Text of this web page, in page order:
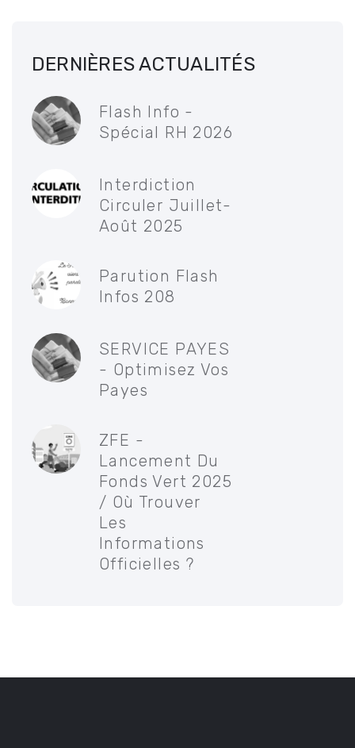
DERNIÈRES ACTUALITÉS
Flash Info -
Spécial RH 2026
Interdiction
Circuler Juillet-
Août 2025
Parution Flash
Infos 208
SERVICE PAYES
- Optimisez Vos
Payes
ZFE -
Lancement Du
Fonds Vert 2025
/ Où Trouver
Les
Informations
Officielles ?